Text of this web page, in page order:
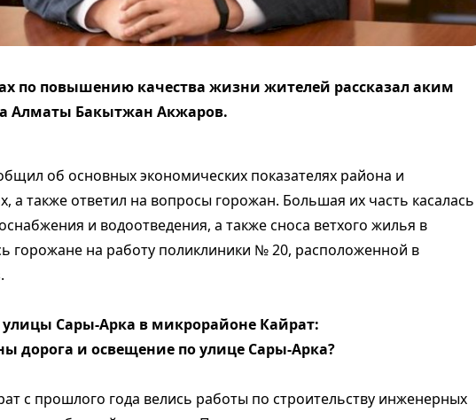
по повышению качества жизни жителей рассказал аким
Алматы Бакытжан Акжаров.
об основных экономических показателях района и
а также ответил на вопросы горожан. Большая их часть касалась
и водоотведения, а также сноса ветхого жилья в
горожане на работу поликлиники № 20, расположенной в
Сары-Арка в микрорайоне Кайрат:
дорога и освещение по улице Сары-Арка?
с прошлого года велись работы по строительству инженерных